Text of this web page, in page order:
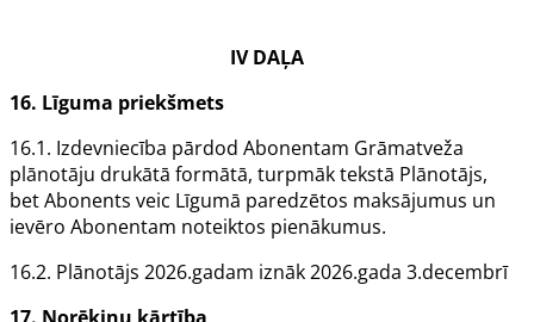
IV DAĻA
16. Līguma priekšmets
16.1. Izdevniecība pārdod Abonentam Grāmatveža
plānotāju drukātā formātā, turpmāk tekstā Plānotājs,
betAbonents veic Līgumā paredzētos maksājumus un
ievēro Abonentam noteiktos pienākumus.
16.2. Plānotājs 2026.gadam iznāk 2026.gada 3.decembrī